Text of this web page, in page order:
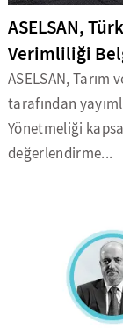
ASELSAN,
Verimliliği
ASELSAN, Tarım
tarafından
Yönetmeliği
değerlendirme...